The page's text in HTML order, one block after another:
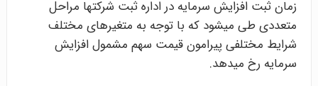
زمان ثبت افزایش سرمایه در اداره ثبت شرکت­ها مراحل
متعددی طی می­شود که با توجه به متغیرهای مختلف
شرایط مختلفی پیرامون قیمت سهم مشمول افزایش
سرمایه رخ می­دهد.